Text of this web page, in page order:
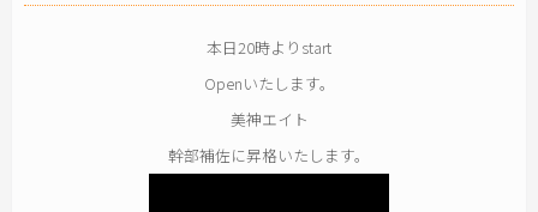
本日20時よりstart
Openいたします。
美神エイト
幹部補佐に昇格いたします。